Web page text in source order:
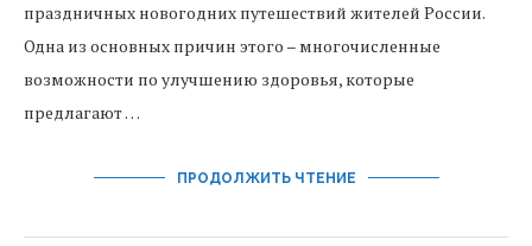
праздничных новогодних путешествий жителей России.
Одна из основных причин этого – многочисленные
возможности по улучшению здоровья, которые
предлагают …
ПРОДОЛЖИТЬ ЧТЕНИЕ